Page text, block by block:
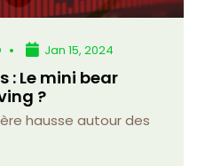
Jan 15, 2024
: Le mini bear
?
hausse autour des